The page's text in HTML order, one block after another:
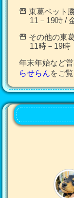
東葛ペット
11－19時 /
その他の東
11時－19時
年末年始など
らせらんをご